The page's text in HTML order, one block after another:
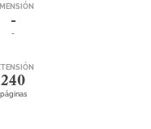
-
-
240
páginas